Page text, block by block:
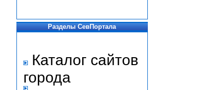
Разделы СевПортала
Каталог сайтов
города